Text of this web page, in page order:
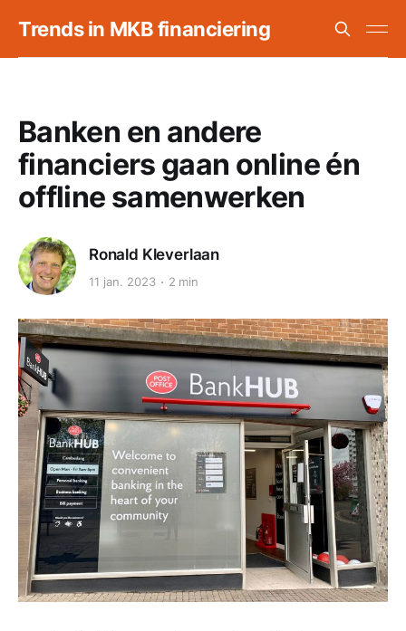
Trends in MKB financiering
Banken en andere
financiers gaan online én
offline samenwerken
Ronald Kleverlaan
11 jan. 2023 2 min